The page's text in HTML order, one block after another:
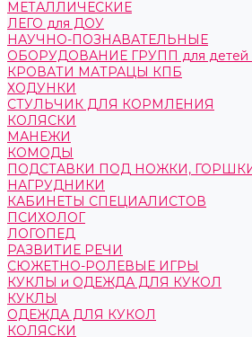
МЕТАЛЛИЧЕСКИЕ
ЛЕГО для ДОУ
НАУЧНО-ПОЗНАВАТЕЛЬНЫЕ
ОБОРУДОВАНИЕ ГРУПП для детей
КРОВАТИ МАТРАЦЫ КПБ
ХОДУНКИ
СТУЛЬЧИК ДЛЯ КОРМЛЕНИЯ
КОЛЯСКИ
МАНЕЖИ
КОМОДЫ
ПОДСТАВКИ ПОД НОЖКИ,
НАГРУДНИКИ
КАБИНЕТЫ СПЕЦИАЛИСТОВ
ПСИХОЛОГ
ЛОГОПЕД
РАЗВИТИЕ РЕЧИ
СЮЖЕТНО-РОЛЕВЫЕ ИГРЫ
КУКЛЫ и ОДЕЖДА ДЛЯ КУКОЛ
КУКЛЫ
ОДЕЖДА ДЛЯ КУКОЛ
КОЛЯСКИ